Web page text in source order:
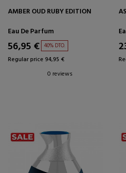
AMBER OUD RUBY EDITION
Eau De Parfum
56,95 € 40% DTO.
Regular price 94,95 €
0 reviews